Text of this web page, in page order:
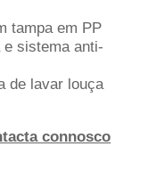
tampa em PP
e sistema anti-
de lavar louça
connosco